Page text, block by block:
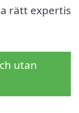
rätt expertis
utan